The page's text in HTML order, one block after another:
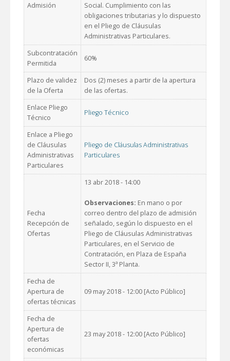
Admisión
Social. Cumplimiento con las
obligaciones tributarias y lo dispuesto
en el Pliego de Cláusulas
Administrativas Particulares.
Subcontratación
Permitida
60%
Plazo de validez
de la Oferta
Dos (2) meses a partir de la apertura
de las ofertas.
Enlace Pliego
Técnico
Pliego Técnico
Enlace a Pliego
de Cláusulas
Administrativas
Particulares
Pliego de Cláusulas Administrativas
Particulares
Fecha
Recepción de
Ofertas
13 abr 2018 - 14:00
Observaciones: En mano o por
correo dentro del plazo de admisión
señalado, según lo dispuesto en el
Pliego de Cláusulas Administrativas
Particulares, en el Servicio de
Contratación, en Plaza de España
Sector II, 3ª Planta.
Fecha de
Apertura de
ofertas técnicas
09 may 2018 - 12:00 [Acto Público]
Fecha de
Apertura de
ofertas
económicas
23 may 2018 - 12:00 [Acto Público]